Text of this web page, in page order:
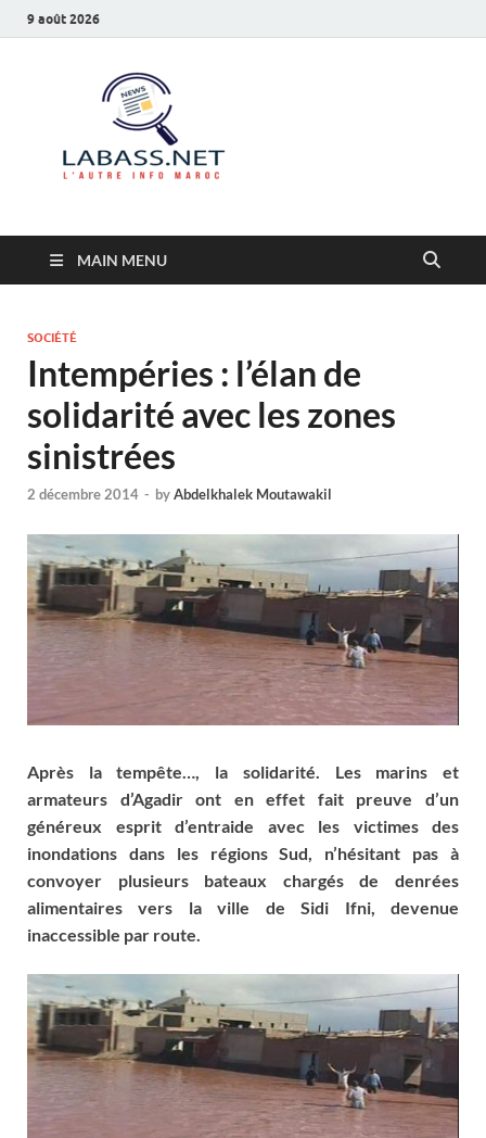
9 août 2026
MAIN MENU
SOCIÉTÉ
Intempéries : l’élan de
solidarité avec les zones
sinistrées
2 décembre 2014 - byAbdelkhalek Moutawakil
Après la tempête…, la solidarité. Les marins et
armateurs d’Agadir ont en effet fait preuve d’un
généreux esprit d’entraide avec les victimes des
inondations dans les régions Sud, n’hésitant pas à
convoyer plusieurs bateaux chargés de denrées
alimentaires vers la ville de Sidi Ifni, devenue
inaccessible par route.